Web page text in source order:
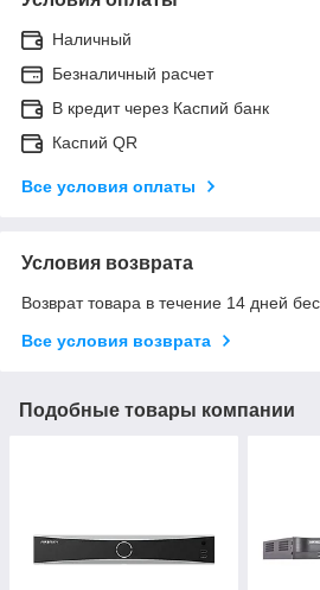
Наличный
Безналичный расчет
В кредит через Каспий банк
Каспий QR
Все условия оплаты
Условия возврата
Возврат товара в течение 14 дней
Все условия возврата
Подобные товары компании